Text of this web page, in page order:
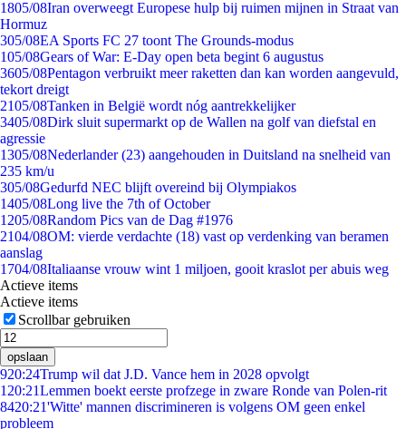
1805/08Iran overweegt Europese hulp bij ruimen mijnen in Straat van
Hormuz
305/08EA Sports FC 27 toont The Grounds-modus
105/08Gears of War: E-Day open beta begint 6 augustus
3605/08Pentagon verbruikt meer raketten dan kan worden aangevuld,
tekort dreigt
2105/08Tanken in België wordt nóg aantrekkelijker
3405/08Dirk sluit supermarkt op de Wallen na golf van diefstal en
agressie
1305/08Nederlander (23) aangehouden in Duitsland na snelheid van
235 km/u
305/08Gedurfd NEC blijft overeind bij Olympiakos
1405/08Long live the 7th of October
1205/08Random Pics van de Dag #1976
2104/08OM: vierde verdachte (18) vast op verdenking van beramen
aanslag
1704/08Italiaanse vrouw wint 1 miljoen, gooit kraslot per abuis weg
Actieve items
Actieve items
Scrollbar gebruiken
opslaan
920:24Trump wil dat J.D. Vance hem in 2028 opvolgt
1 20:21Lemmen boekt eerste profzege in zware Ronde van Polen-rit
8420:21'Witte' mannen discrimineren is volgens OM geen enkel
probleem